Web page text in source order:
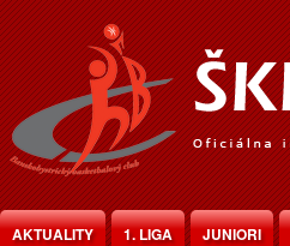
Jump to Content
AKTUALITY 1. LIGA JUNIORI